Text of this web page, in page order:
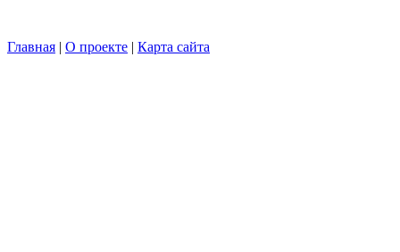
Главная | О проекте | Карта сайта